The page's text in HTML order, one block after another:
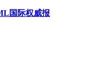
国际权威报